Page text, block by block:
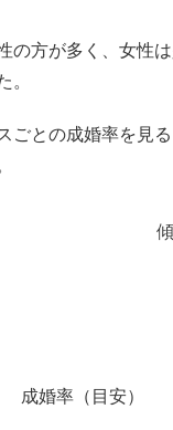
の方が多く、女性
ごとの成婚率を見
成婚率（目安）